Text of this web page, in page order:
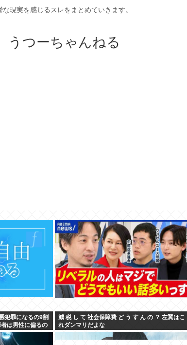
な現実を感じるスレをまとめていきます。
うつーちゃんねる
犯罪になるの9割
は男性に偏るの
減 税 し て 社会保障費 ど う す ん の ？ 左翼はこ
れダンマリだよな